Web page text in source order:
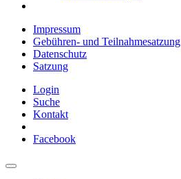
Impressum
Gebühren- und Teilnahmesatzung
Datenschutz
Satzung
Login
Suche
Kontakt
Facebook